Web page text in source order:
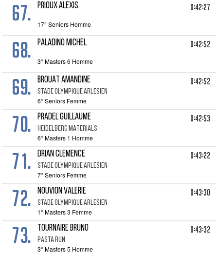
67. PRIOUX ALEXIS 0:42:27
17° Seniors Homme
68. PALADINO MICHEL 0:42:52
3° Masters 6 Homme
69. BROUAT AMANDINE
STADE OLYMPIQUE ARLESIEN
0:42:52
6° Seniors Femme
70. PRADEL GUILLAUME
HEIDELBERG MATERIALS
0:42:53
6° Masters 1 Homme
71. DRIAN CLEMENCE
STADE OLYMPIQUE ARLESIEN
0:43:22
7° Seniors Femme
72. NOUVION VALERIE
STADE OLYMPIQUE ARLESIEN
0:43:30
1° Masters 3 Femme
73. TOURNAIRE BRUNO
PASTA RUN
0:43:32
3° Masters 5 Homme